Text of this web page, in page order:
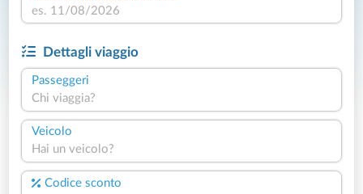
Dettagli viaggio
Passeggeri
Chi viaggia?
Veicolo
Hai un veicolo?
Codice sconto